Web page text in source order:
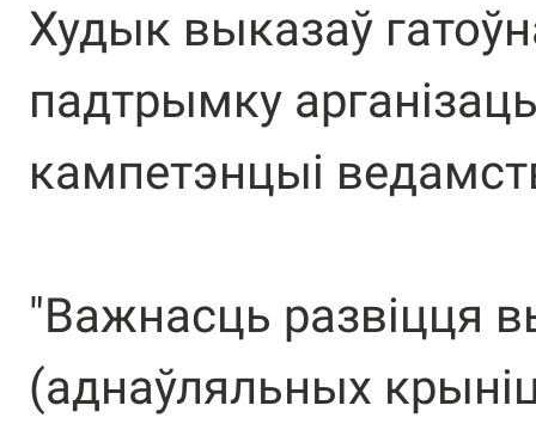
Худык выказаў
падтрымку
кампетэнцыі
"Важнасць развіцця
(аднаўляльных крыніц